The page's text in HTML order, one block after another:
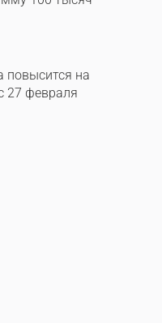
повысится на
27 февраля